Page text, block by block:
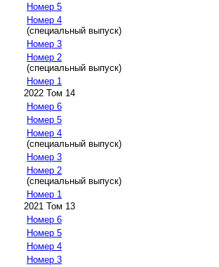
Номер 5
Номер 4
(специальный выпуск)
Номер 3
Номер 2
(специальный выпуск)
Номер 1
2022 Том 14
Номер 6
Номер 5
Номер 4
(специальный выпуск)
Номер 3
Номер 2
(специальный выпуск)
Номер 1
2021 Том 13
Номер 6
Номер 5
Номер 4
Номер 3